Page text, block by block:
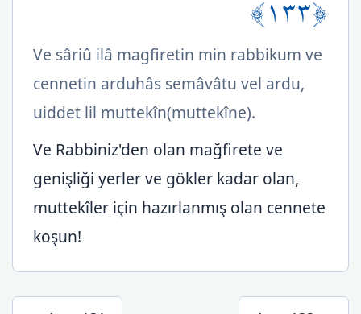
﴿١٣٣﴾
Ve sâriû ilâ magfiretin min rabbikum ve
cennetin arduhâs semâvâtu vel ardu,
uiddet lil muttekîn(muttekîne).
Ve Rabbiniz'den olan mağfirete ve
genişliği yerler ve gökler kadar olan,
muttekîler için hazırlanmış olan cennete
koşun!